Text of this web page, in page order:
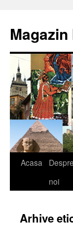
conținut
Acasa
Despre
noi
Arhive